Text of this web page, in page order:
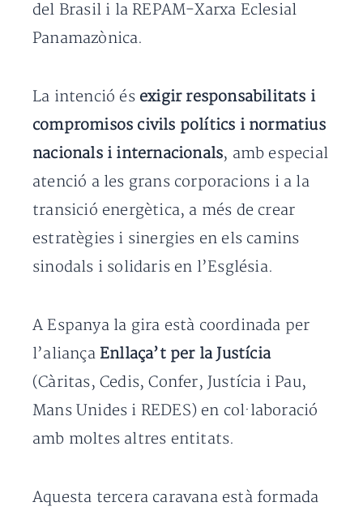
del Brasil i la REPAM-Xarxa Eclesial
Panamazònica.
La intenció és exigir responsabilitats i
compromisos civils polítics i normatius
nacionals i internacionals, amb especial
atenció a les grans corporacions i a la
transició energètica, a més de crear
estratègies i sinergies en els camins
sinodals i solidaris en l’Església.
A Espanya la gira està coordinada per
l’aliança Enllaça’t per la Justícia
(Càritas, Cedis, Confer, Justícia i Pau,
Mans Unides i REDES) en col·laboració
amb moltes altres entitats.
Aquesta tercera caravana està formada